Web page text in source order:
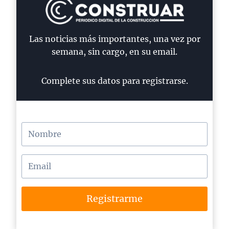
Las noticias más importantes, una vez por
semana, sin cargo, en su email.
Complete sus datos para registrarse.
Registrarme